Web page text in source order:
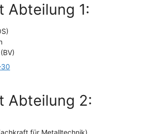
Abtei­lung 1:
Abtei­lung 2: